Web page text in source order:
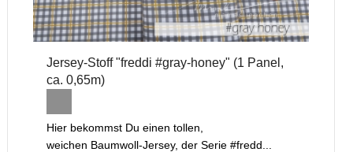
Jersey-Stoff "freddi #gray-honey" (1 Panel,
ca. 0,65m)
Hier bekommst Du einen tollen,
weichen Baumwoll-Jersey, der Serie #fredd...